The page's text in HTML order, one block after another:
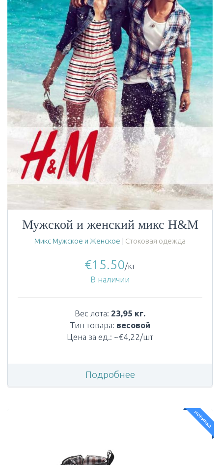
Мужской и женский микс H&M
Микс Мужское и Женское | Стоковая одежда
€15.50/кг
В наличии
Вес лота: 23,95 кг.
Тип товара: весовой
Цена за ед.: ~€4,22/шт
Подробнее
новинка